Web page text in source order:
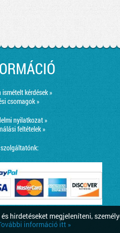
hirdetéseket megjeleníteni,
információ itt »
ismételt kérdések »
csomagok »
nyilatkozat »
feltételek »